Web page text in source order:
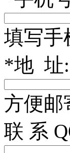
填写手
*地 址:
方便邮
联 系